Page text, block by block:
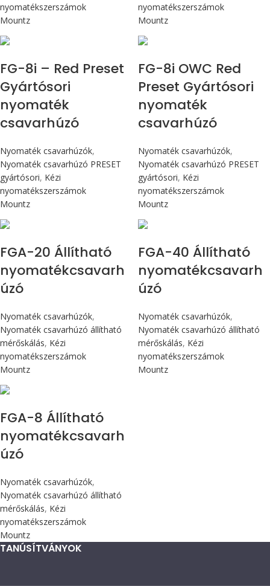
nyomatékszerszámok
Mountz
nyomatékszerszámok
Mountz
FG-8i – Red Preset
Gyártósori
nyomaték
csavarhúzó
Nyomaték csavarhúzók,
Nyomaték csavarhúzó PRESET
gyártósori, Kézi
nyomatékszerszámok
Mountz
FG-8i OWC Red
Preset Gyártósori
nyomaték
csavarhúzó
Nyomaték csavarhúzók,
Nyomaték csavarhúzó PRESET
gyártósori, Kézi
nyomatékszerszámok
Mountz
FGA-20 Állítható
nyomatékcsavarh
úzó
Nyomaték csavarhúzók,
Nyomaték csavarhúzó állítható
mérőskálás, Kézi
nyomatékszerszámok
Mountz
FGA-40 Állítható
nyomatékcsavarh
úzó
Nyomaték csavarhúzók,
Nyomaték csavarhúzó állítható
mérőskálás, Kézi
nyomatékszerszámok
Mountz
FGA-8 Állítható
nyomatékcsavarh
úzó
Nyomaték csavarhúzók,
Nyomaték csavarhúzó állítható
mérőskálás, Kézi
nyomatékszerszámok
Mountz
TANÚSÍTVÁNYOK